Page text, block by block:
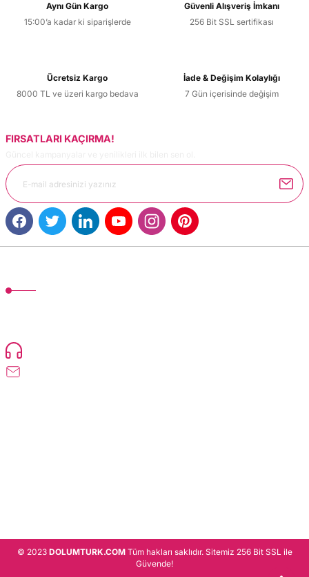
Aynı Gün Kargo
15:00’a kadar ki siparişlerde
Güvenli Alışveriş İmkanı
256 Bit SSL sertifikası
Ücretsiz Kargo
8000 TL ve üzeri kargo bedava
İade & Değişim Kolaylığı
7 Gün içerisinde değişim
FIRSATLARI KAÇIRMA!
© 2023 DOLUMTURK.COMTüm hakları saklıdır. Sitemiz 256 Bit SSL ile
Güvende!